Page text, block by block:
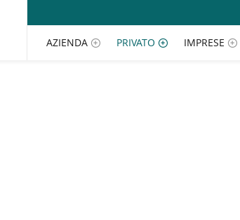
AZIENDA PRIVATO IMPRESE